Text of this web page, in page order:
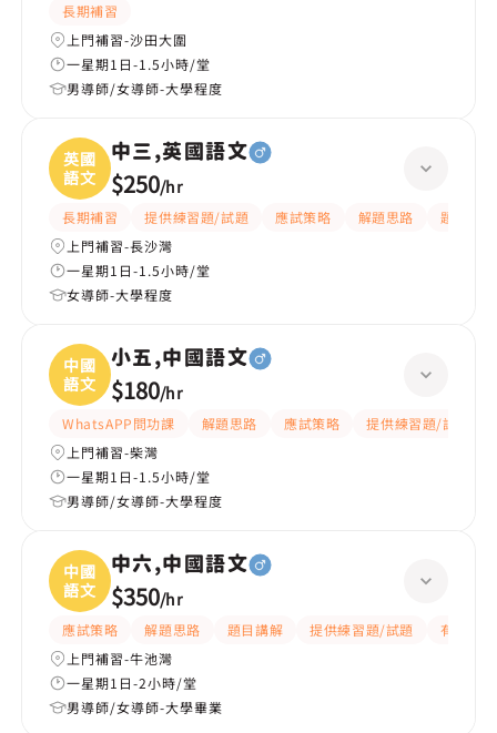
長期補習
上門補習-沙田大圍
一星期1日-1.5小時/堂
男導師/女導師-大學程度
英國
語文
中三,英國語文
$250/hr
長期補習 提供練習題/試題 應試策略 解題思路
題目講解
上門補習-長沙灣
一星期1日-1.5小時/堂
女導師-大學程度
中國
語文
小五,中國語文
$180/hr
WhatsAPP問功課 解題思路 應試策略
提供練習題/試題
上門補習-柴灣
一星期1日-1.5小時/堂
男導師/女導師-大學程度
中國
語文
中六,中國語文
$350/hr
應試策略 解題思路 題目講解 提供練習題/試題
有耐性
上門補習-牛池灣
一星期1日-2小時/堂
男導師/女導師-大學畢業